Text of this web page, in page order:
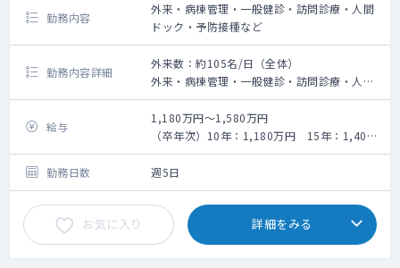
は直接先生にお支払いされます。
※電子カルテ：ソフトウェアサービス エスエ
スアイ ニュートンモバイルツー ニュートンツ
ー ※iPhoneで音声入力が可能です（東海3県
で初の導入）
勤務内容
外来・病棟管理・一般健診・訪問診療・人間
ドック・予防接種など
勤務内容詳細
外来数：約105名/日（全体）
外来・病棟管理・一般健診・訪問診療・人間
ドック・予防接種のご対応をお願い致しま
す。
給与
1,180万円～1,580万円
（卒年次）10年：1,180万円 15年：1,400
万円 20年：1,580万円
勤務日数
週5日
お気に入り 詳細をみる